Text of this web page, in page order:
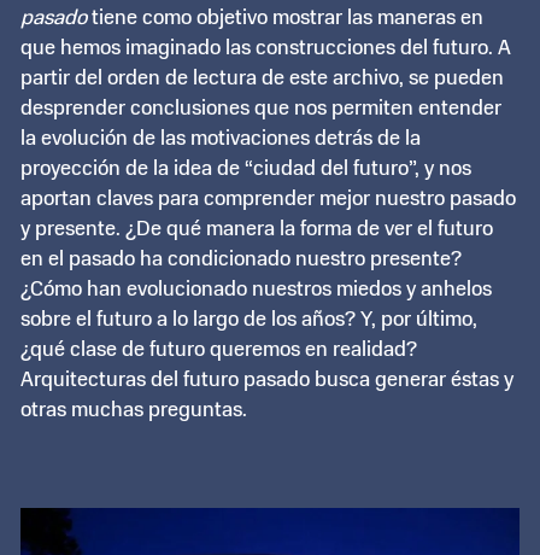
pasadotiene como objetivo mostrar las maneras en
que hemos imaginado las construcciones del futuro. A
partir del orden de lectura de este archivo, se pueden
desprender conclusiones que nos permiten entender
la evolución de las motivaciones detrás de la
proyección de la idea de “ciudad del futuro”, y nos
aportan claves para comprender mejor nuestro pasado
y presente. ¿De qué manera la forma de ver el futuro
en el pasado ha condicionado nuestro presente?
¿Cómo han evolucionado nuestros miedos y anhelos
sobre el futuro a lo largo de los años? Y, por último,
¿qué clase de futuro queremos en realidad?
Arquitecturas del futuro pasado busca generar éstas y
otras muchas preguntas.